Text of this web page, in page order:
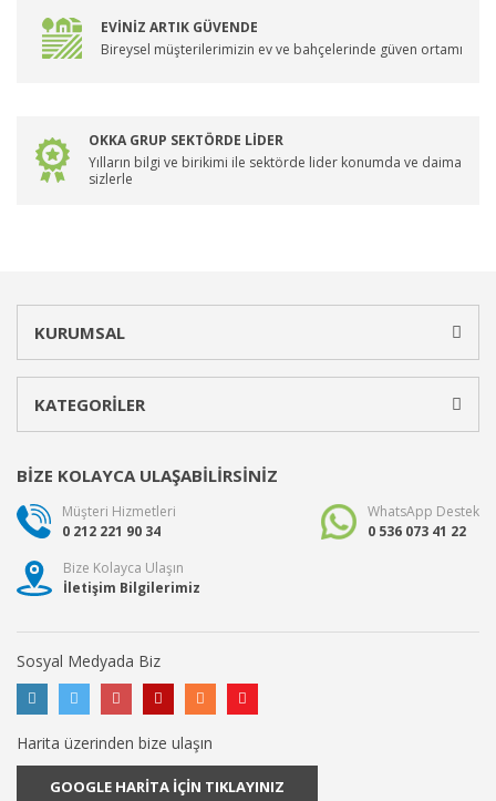
EVİNİZ ARTIK GÜVENDE
Bireysel müşterilerimizin ev ve bahçelerinde güven ortamı
OKKA GRUP SEKTÖRDE LİDER
Yılların bilgi ve birikimi ile sektörde lider konumda ve daima
sizlerle
KURUMSAL
KATEGORİLER
BİZE KOLAYCA ULAŞABİLİRSİNİZ
Müşteri Hizmetleri
0 212 221 90 34
WhatsApp Destek
0 536 073 41 22
Bize Kolayca Ulaşın
İletişim Bilgilerimiz
Sosyal Medyada Biz
Harita üzerinden bize ulaşın
GOOGLE HARİTA İÇİN TIKLAYINIZ